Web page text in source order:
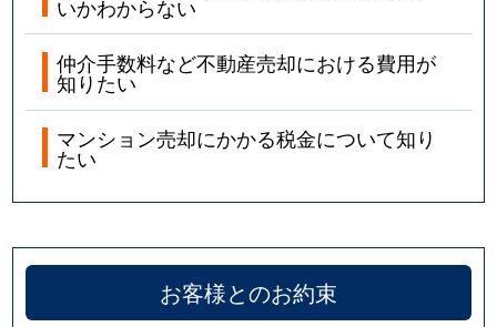
いかわからない
仲介手数料など不動産売却における費用が
知りたい
マンション売却にかかる税金について知り
たい
お客様とのお約束